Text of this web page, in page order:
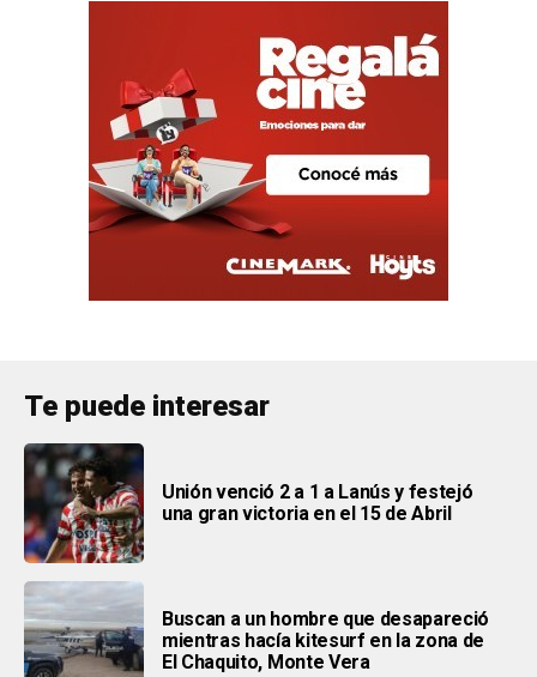
Te puede interesar
Unión venció 2 a 1 a Lanús y festejó
una gran victoria en el 15 de Abril
Buscan a un hombre que desapareció
mientras hacía kitesurf en la zona de
El Chaquito, Monte Vera